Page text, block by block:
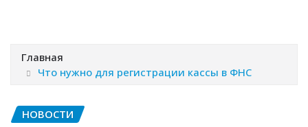
Главная
Что нужно для регистрации кассы в ФНС
НОВОСТИ